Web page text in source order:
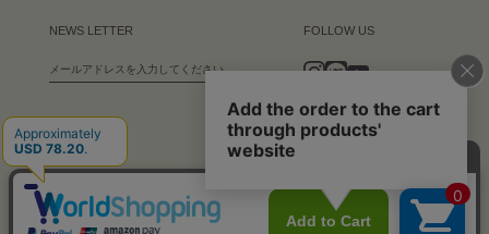
NEWS LETTER FOLLOW US